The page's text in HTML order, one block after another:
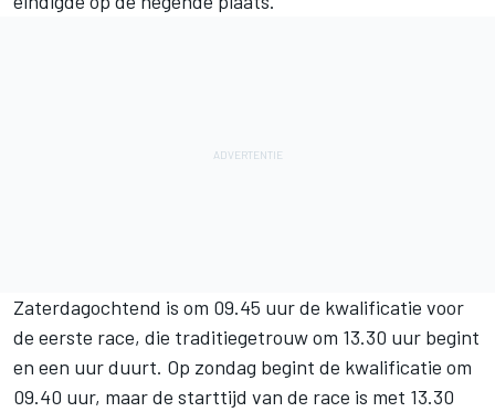
Zaterdagochtend is om 09.45 uur de kwalificatie voor
de eerste race, die traditiegetrouw om 13.30 uur begint
en een uur duurt. Op zondag begint de kwalificatie om
09.40 uur, maar de starttijd van de race is met 13.30